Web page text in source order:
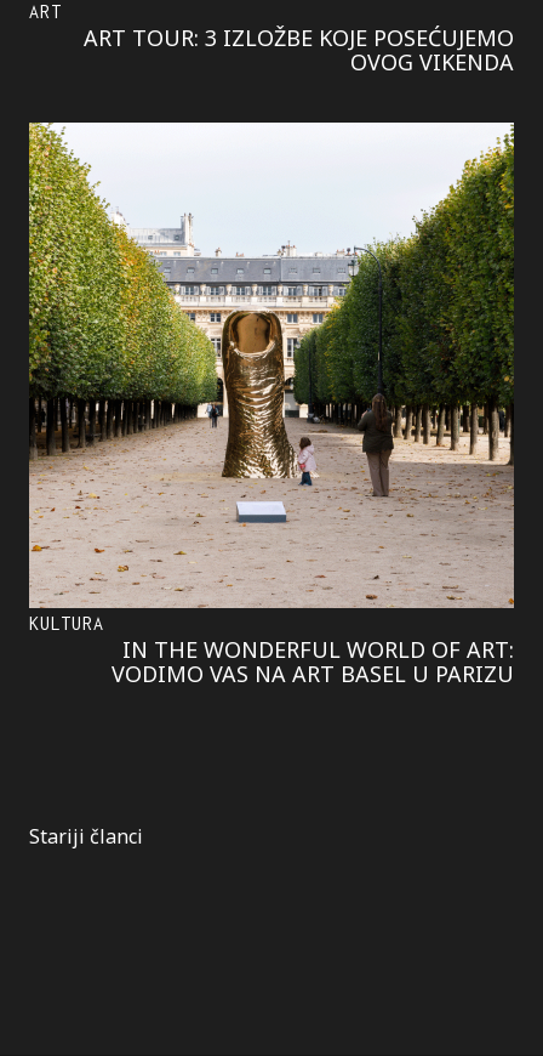
ART
ART TOUR: 3 IZLOŽBE KOJE POSEĆUJEMO
OVOG VIKENDA
KULTURA
IN THE WONDERFUL WORLD OF ART:
VODIMO VAS NA ART BASEL U PARIZU
Kretanje
Stariji članci